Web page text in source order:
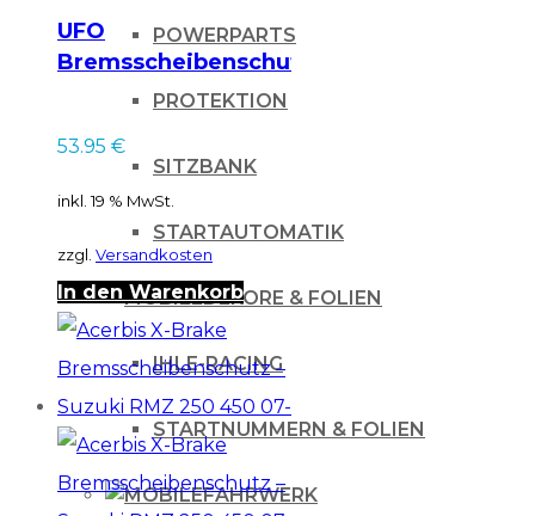
POWERPARTS
PROTEKTION
SITZBANK
STARTAUTOMATIK
DEKORE & FOLIEN
IHLE-RACING
STARTNUMMERN & FOLIEN
FAHRWERK
UFO
Bremsscheibenschutz
für Husqvarna
53.95 €
inkl. 19 % MwSt.
zzgl. Versandkosten
In den Warenkorb